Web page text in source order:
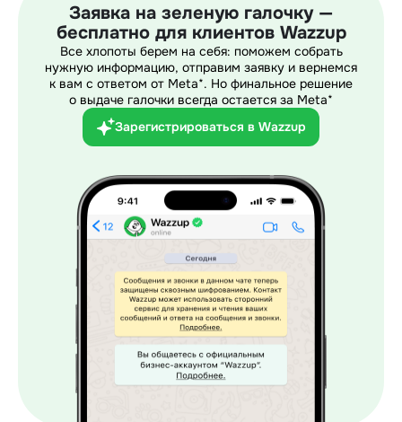
Заявка на зеленую галочку —
бесплатно для клиентов Wazzup
Все хлопоты берем на себя: поможем собрать
нужную информацию, отправим заявку и вернемся
к вам с ответом от Meta*. Но финальное решение
о выдаче галочки всегда остается за Meta*
Зарегистрироваться в Wazzup